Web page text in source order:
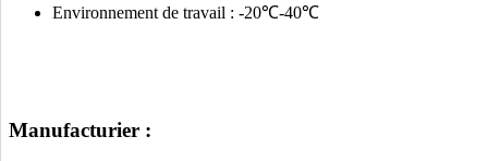
Environnement de travail : -20℃-40℃
Manufacturier :